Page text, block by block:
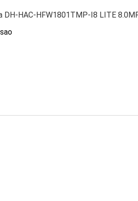
DH-HAC-HFW1801TMP-I8 LITE